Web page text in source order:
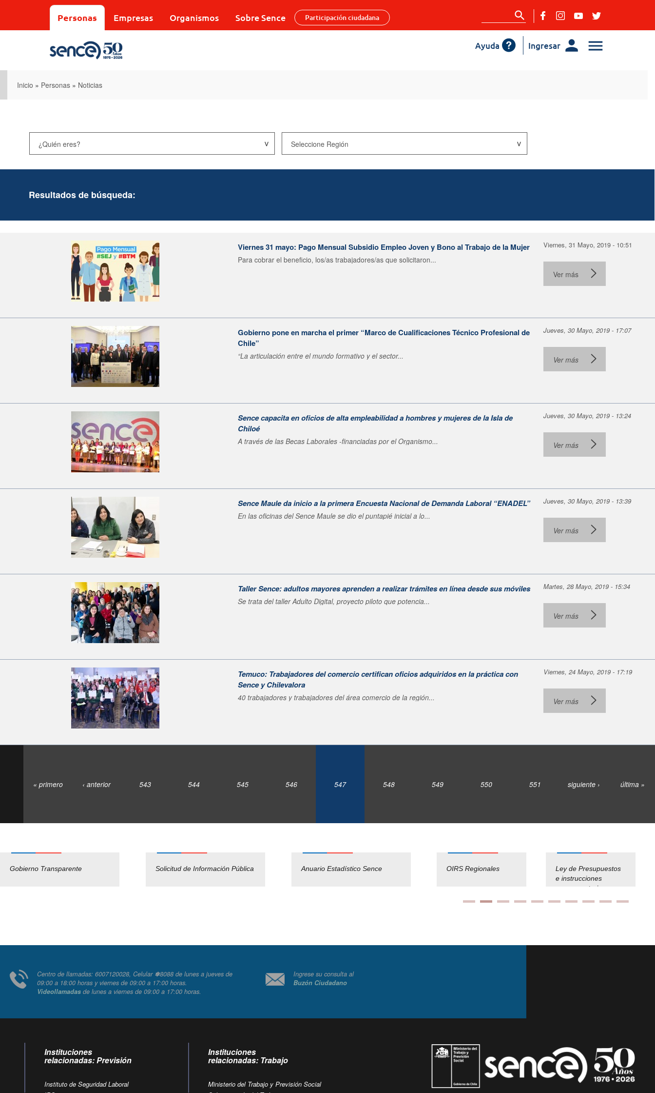
Personas Empresas Organismos Sobre Sence Participación ciudadana
Ingresar
Ayuda
Inicio » Personas » Noticias
Resultados de búsqueda:
Viernes 31 mayo: Pago Mensual Subsidio Empleo Joven y Bono al Trabajo de la Mujer
Para cobrar el beneficio, los/as trabajadores/as que solicitaron...
Viernes, 31 Mayo, 2019 - 10:51
Ver más
Gobierno pone en marcha el primer “Marco de Cualificaciones Técnico Profesional de
Chile”
“La articulación entre el mundo formativo y el sector...
Jueves, 30 Mayo, 2019 - 17:07
Ver más
Sence capacita en oficios de alta empleabilidad a hombres y mujeres de la Isla de
Chiloé
A través de las Becas Laborales -financiadas por el Organismo...
Jueves, 30 Mayo, 2019 - 13:24
Ver más
Sence Maule da inicio a la primera Encuesta Nacional de Demanda Laboral “ENADEL”
En las oficinas del Sence Maule se dio el puntapié inicial a lo...
Jueves, 30 Mayo, 2019 - 13:39
Ver más
Taller Sence: adultos mayores aprenden a realizar trámites en línea desde sus móviles
Se trata del taller Adulto Digital, proyecto piloto que potencia...
Martes, 28 Mayo, 2019 - 15:34
Ver más
Temuco: Trabajadores del comercio certifican oficios adquiridos en la práctica con
Sence y Chilevalora
40 trabajadores y trabajadores del área comercio de la región...
Viernes, 24 Mayo, 2019 - 17:19
Ver más
« primero ‹ anterior 543 544 545 546 547 548 549 550 551 siguiente › última »
Gobierno Transparente Solicitud de Información Pública Anuario Estadístico Sence
Pago Proveedores
Empleos Públicos
Solicitud Audiencias y
OIRS Regionales
Ley de Presupuestos
e instrucciones
presuspuetarias
Centro de llamadas: 6007120028, Celular ✽8088 de lunes a jueves de
09:00 a 18:00 horas y viernes de 09:00 a 17:00 horas.
Videollamadas de lunes a viernes de 09:00 a 17:00 horas.
Ingrese su consulta al
Buzón Ciudadano
Instituciones
relacionadas: Previsión
Instituto de Seguridad Laboral
Instituciones
relacionadas: Trabajo
Ministerio del Trabajo y Previsión Social